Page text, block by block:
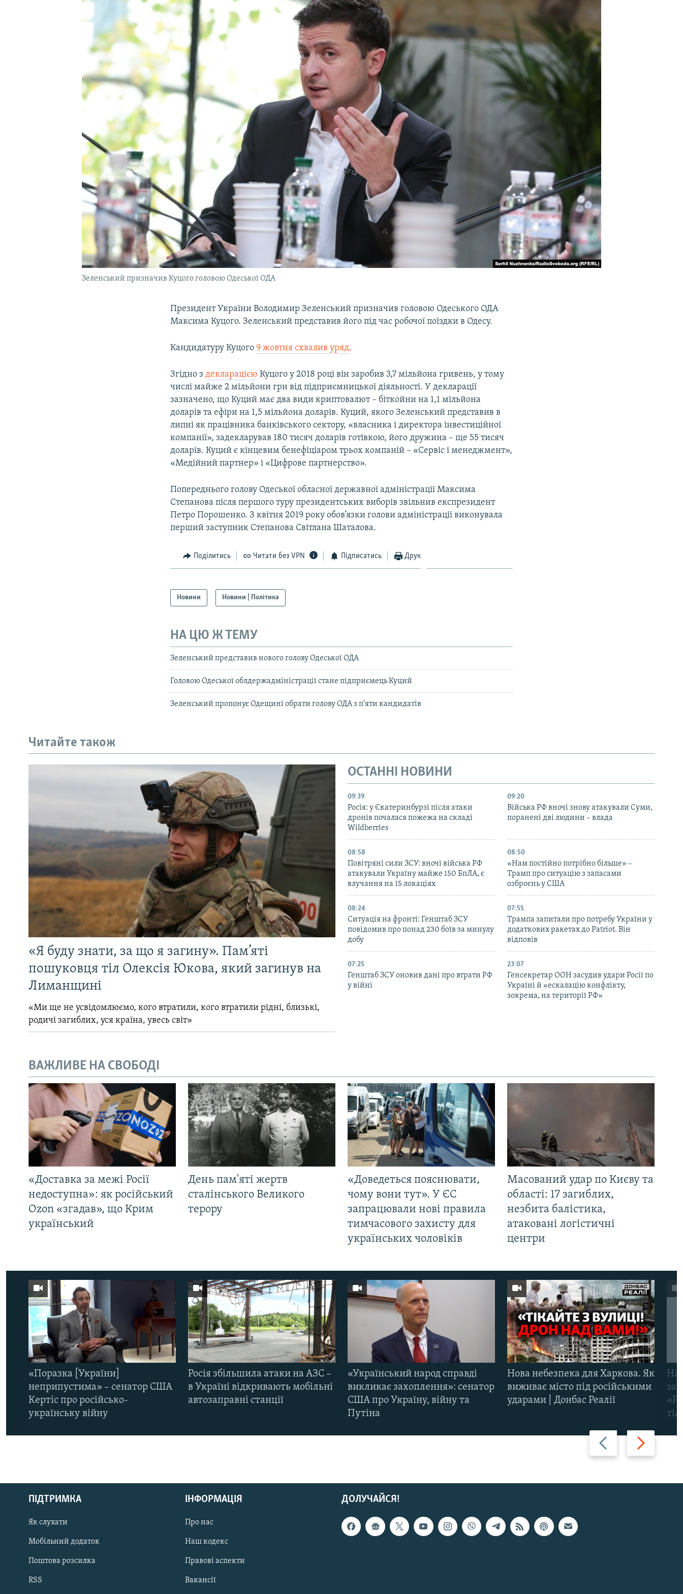
РУС
ДОЛУЧАЙСЯ!
Зеленський призначив Куцого головою Одеської ОДА
Президент України Володимир Зеленський призначив головою Одеського ОДА
Максима Куцого. Зеленський представив його під час робочої поїздки в Одесу.
Кандидатуру Куцого 9 жовтня схвалив уряд.
Згідно здекларацією Куцого у 2018 році він заробив 3,7 мільйона гривень, у тому
числі майже 2 мільйони грн від підприємницької діяльності. У декларації
зазначено, що Куций має два види криптовалют – біткойни на 1,1 мільйона
доларів та ефіри на 1,5 мільйона доларів. Куций, якого Зеленський представив в
липні як працівника банківського сектору, «власника і директора інвестиційної
компанії», задекларував 180 тисяч доларів готівкою, його дружина – ще 55 тисяч
доларів. Куций є кінцевим бенефіціаром трьох компаній – «Сервіс і менеджмент»,
«Медійний партнер» і «Цифрове партнерство».
Попереднього голову Одеської обласної державної адміністрації Максима
Степанова після першого туру президентських виборів звільнив експрезидент
Петро Порошенко. З квітня 2019 року обов’язки голови адміністрації виконувала
перший заступник Степанова Світлана Шаталова.
Поділитись Читати без VPN Підписатись Друк
Новини Новини | Політика
НА ЦЮ Ж ТЕМУ
Зеленський представив нового голову Одеської ОДА
Головою Одеської облдержадміністрації стане підприємець Куций
Зеленський пропонує Одещині обрати голову ОДА з п’яти кандидатів
Читайте також
«Я буду знати, за що я загину». Пам’яті
пошуковця тіл Олексія Юкова, який загинув на
Лиманщині
«Ми ще не усвідомлюємо, кого втратили, кого втратили рідні, близькі,
родичі загиблих, уся країна, увесь світ»
ОСТАННІ НОВИНИ
09:39
Росія: у Єкатеринбурзі після атаки
дронів почалася пожежа на складі
Wildberries
09:20
Війська РФ вночі знову атакували Суми,
поранені дві людини – влада
08:58
Повітряні сили ЗСУ: вночі війська РФ
атакували Україну майже 150 БпЛА, є
влучання на 15 локаціях
08:50
«Нам постійно потрібно більше» –
Трамп про ситуацію з запасами
озброєнь у США
08:24
Ситуація на фронті: Генштаб ЗСУ
повідомив про понад 230 боїв за минулу
добу
07:55
Трампа запитали про потребу України у
додаткових ракетах до Patriot. Він
відповів
07:25
Генштаб ЗСУ оновив дані про втрати РФ
у війні
23:07
Генсекретар ООН засудив удари Росії по
Україні й «ескалацію конфлікту,
зокрема, на території РФ»
ВАЖЛИВЕ НА СВОБОДІ
«Доставка за межі Росії
недоступна»: як російський
Ozon «згадав», що Крим
український
День пам'яті жертв
сталінського Великого
терору
«Доведеться пояснювати,
чому вони тут». У ЄС
запрацювали нові правила
тимчасового захисту для
українських чоловіків
Масований удар по Києву та
області: 17 загиблих,
незбита балістика,
атаковані логістичні
центри
Назад Вперед
«Поразка [України]
неприпустима» – сенатор США
Кертіс про російсько-
українську війну
Росія збільшила атаки на АЗС –
в Україні відкривають мобільні
автозаправні станції
«Український народ справді
викликає захоплення»: сенатор
США про Україну, війну та
Путіна
Нова небезпека для Харкова. Як
виживає місто під російськими
ударами | Донбас Реалії
ДОЛУЧАЙСЯ!
ПІДТРИМКА
Як слухати
Мобільний додаток
Поштова розсилка
RSS
ІНФОРМАЦІЯ
Про нас
Наш кодекс
Правові аспекти
Вакансії